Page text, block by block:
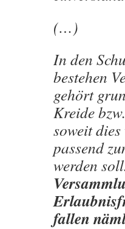
(…)
In den
bestehen
gehört
Kreide
soweit
passend
werden
fallen